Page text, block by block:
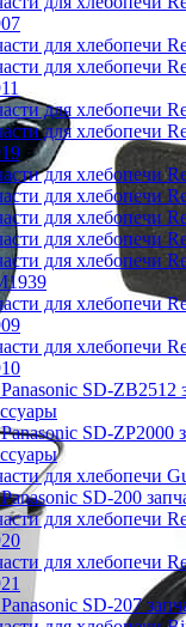
для хлебопечи
для хлебопечи
для хлебопечи
для хлебопечи
для хлебопечи
для хлебопечи
для хлебопечи
для хлебопечи
для хлебопечи
для хлебопечи
для хлебопечи
SD-ZB2512
SD-ZP2000
для хлебопечи
SD-200
для хлебопечи
для хлебопечи
SD-207